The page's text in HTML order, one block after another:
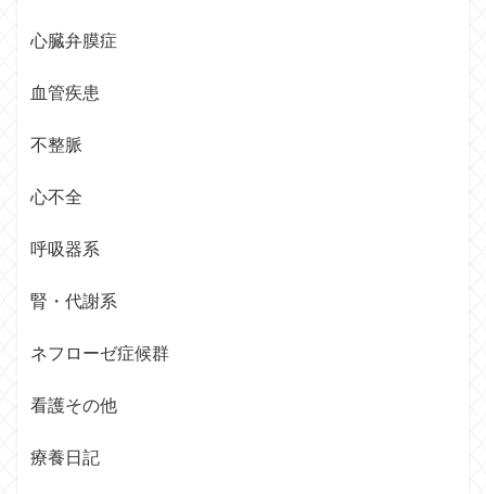
心臓弁膜症
血管疾患
不整脈
心不全
呼吸器系
腎・代謝系
ネフローゼ症候群
看護その他
療養日記